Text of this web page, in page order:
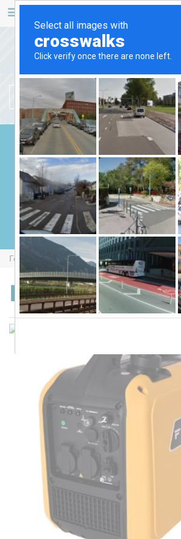
БЕНЗИНОВІ
ДИЗЕЛЬНІ
ГАЗОВІ
ЗВАРЮВАЛЬНІ
ГЕНЕРАТОРИ ВІД
Головна Бензинові Генератори Forte
Forte FG2100i